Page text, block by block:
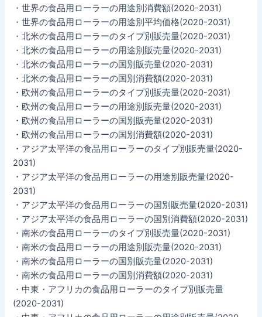
・世界の食品用ローラーの用途別消費額(2020-2031)
・世界の食品用ローラーの用途別平均価格(2020-2031)
・北米の食品用ローラーのタイプ別販売量(2020-2031)
・北米の食品用ローラーの用途別販売量(2020-2031)
・北米の食品用ローラーの国別販売量(2020-2031)
・北米の食品用ローラーの国別消費額(2020-2031)
・欧州の食品用ローラーのタイプ別販売量(2020-2031)
・欧州の食品用ローラーの用途別販売量(2020-2031)
・欧州の食品用ローラーの国別販売量(2020-2031)
・欧州の食品用ローラーの国別消費額(2020-2031)
・アジア太平洋の食品用ローラーのタイプ別販売量(2020-
2031)
・アジア太平洋の食品用ローラーの用途別販売量(2020-
2031)
・アジア太平洋の食品用ローラーの国別販売量(2020-2031)
・アジア太平洋の食品用ローラーの国別消費額(2020-2031)
・南米の食品用ローラーのタイプ別販売量(2020-2031)
・南米の食品用ローラーの用途別販売量(2020-2031)
・南米の食品用ローラーの国別販売量(2020-2031)
・南米の食品用ローラーの国別消費額(2020-2031)
・中東・アフリカの食品用ローラーのタイプ別販売量
(2020-2031)